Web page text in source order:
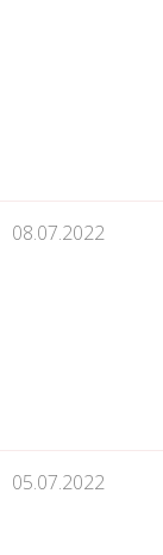
08.07.2022
05.07.2022